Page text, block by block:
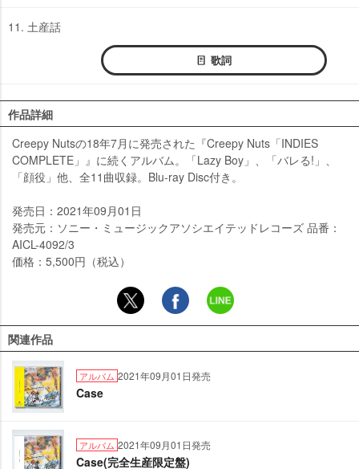
11. 土産話
歌詞
作品詳細
Creepy Nutsの18年7月に発売された『Creepy Nuts「INDIES
COMPLETE」』に続くアルバム。「Lazy Boy」、「バレる!」、
「顔役」他、全11曲収録。Blu-ray Disc付き。
発売日：2021年09月01日
発売元：ソニー・ミュージックアソシエイテッドレコーズ 品番：
AICL-4092/3
価格：5,500円（税込）
関連作品
アルバム 2021年09月01日発売
Case
アルバム 2021年09月01日発売
Case(完全生産限定盤)